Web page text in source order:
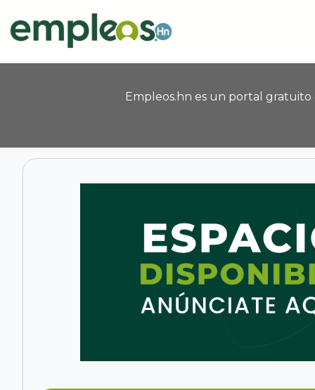
Pasar al contenido principal
Empleos.hn es un portal gratuito